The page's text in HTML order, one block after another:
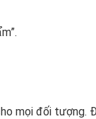
mọi đối tượng.